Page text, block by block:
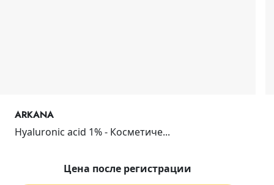
ARKANA
Hyaluronic acid 1% - Косметиче...
Цена после регистрации